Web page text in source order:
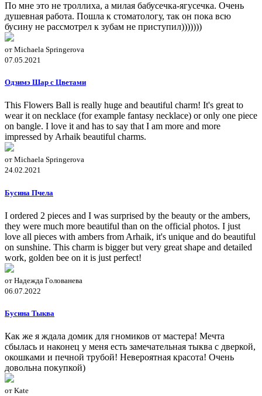
По мне это не троллиха, а милая бабусечка-ягусечка. Очень
душевная работа. Пошла к стоматологу, так он пока всю
бусину не рассмотрел к зубам не приступил)))))))
от Michaela Springerova
07.05.2021
Одзимэ Шар с Цветами
This Flowers Ball is really huge and beautiful charm! It's great to
wear it on necklace (for example fantasy necklace) or only one piece
on bangle. I love it and has to say that I am more and more
impressed by Arhaik beautiful charms.
от Michaela Springerova
24.02.2021
Бусина Пчела
I ordered 2 pieces and I was surprised by the beauty or the ambers,
they were much more beautiful than on the official photos. I just
love all pieces with ambers from Arhaik, it's unique and do beautiful
on sunshine. This charm is bigger but very great shape and detailed
work, golden bee on it is just perfect!
от Надежда Голованева
06.07.2022
Бусина Тыква
Как же я ждала домик для гномиков от мастера! Мечта
сбылась и наконец у меня есть замечательная тыква с дверкой,
окошками и печной трубой! Невероятная красота! Очень
довольна покупкой)
от Kate